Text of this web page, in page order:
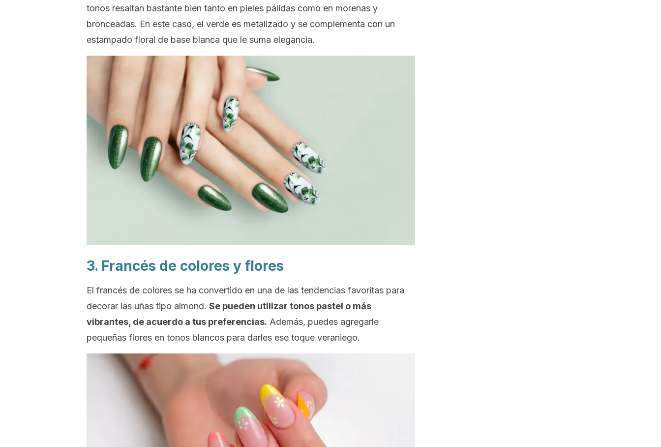
tonos resaltan bastante bien tanto en pieles pálidas como en morenas y
bronceadas. En este caso, el verde es metalizado y se complementa con un
estampado floral de base blanca que le suma elegancia.
3. Francés de colores y flores
El francés de colores se ha convertido en una de las tendencias favoritas para
decorar las uñas tipo almond. Se pueden utilizar tonos pastel o más
vibrantes, de acuerdo a tus preferencias. Además, puedes agregarle
pequeñas flores en tonos blancos para darles ese toque veraniego.